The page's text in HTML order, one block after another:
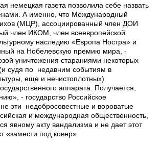
немецкая газета позволила себе назвать
А именно, что Международный
(МЦР), ассоциированный член ДОИ
член ИКОМ, член всеевропейской
наследию «Европа Ностра» и
на Нобелевскую премию мира, -
уничтожения стараниями некоторых
судя по недавним событиям в
еще и нечистоплотных)
аппарата. Получается,
- государство Российское
эти недобросовестные и вороватые
и международная общественность,
явному акту вандализма и не дает этот
«замести под ковер».